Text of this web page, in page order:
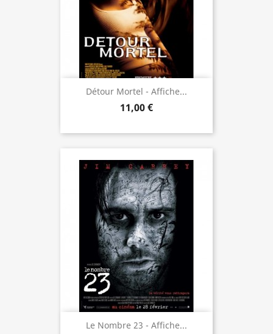
Détour Mortel - Affiche...
11,00 €
Le Nombre 23 - Affiche...